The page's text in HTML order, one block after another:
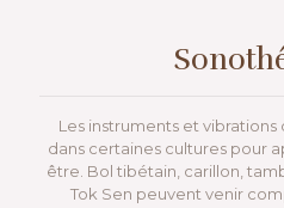
Les instruments et
dans certaines cultures pour
être. Bol tibétain, carillon,
Tok Sen peuvent venir